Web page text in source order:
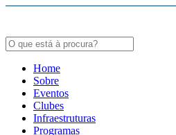
Home
Sobre
Eventos
Clubes
Infraestruturas
Programas
Growth Hormone Review -https://
Grote selectie van farmacologische
Creatine supplementation meta-analysis -
Hypertrophy Adaptations Review -